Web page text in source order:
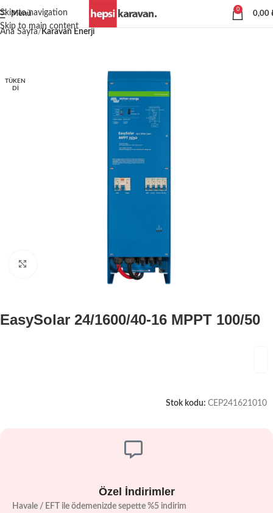
Skip to navigation
Skip to main content
Menü
0
0,00
Ana Sayfa Karavan Enerji
TÜKEN
DI
Büyütmek için tıklayın
EasySolar 24/1600/40-16 MPPT 100/50
Stok kodu: CEP241621010
Özel İndirimler
Havale / EFT ile ödemenizde sepette %5 indirim